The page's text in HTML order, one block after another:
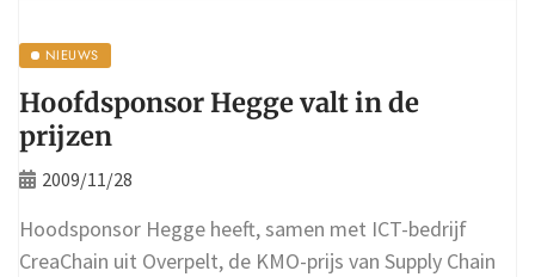
NIEUWS
Hoofdsponsor Hegge valt in de
prijzen
2009/11/28
Hoodsponsor Hegge heeft, samen met ICT-bedrijf
CreaChain uit Overpelt, de KMO-prijs van Supply Chain